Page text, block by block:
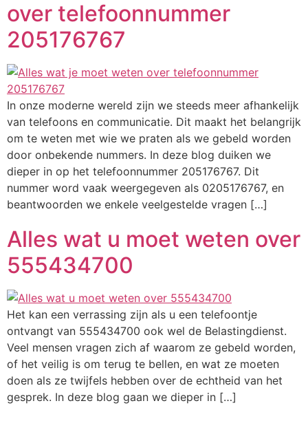
over telefoonnummer
205176767
In onze moderne wereld zijn we steeds meer afhankelijk
van telefoons en communicatie. Dit maakt het belangrijk
om te weten met wie we praten als we gebeld worden
door onbekende nummers. In deze blog duiken we
dieper in op het telefoonnummer 205176767. Dit
nummer word vaak weergegeven als 0205176767, en
beantwoorden we enkele veelgestelde vragen […]
Alles wat u moet weten over
555434700
Het kan een verrassing zijn als u een telefoontje
ontvangt van 555434700 ook wel de Belastingdienst.
Veel mensen vragen zich af waarom ze gebeld worden,
of het veilig is om terug te bellen, en wat ze moeten
doen als ze twijfels hebben over de echtheid van het
gesprek. In deze blog gaan we dieper in […]